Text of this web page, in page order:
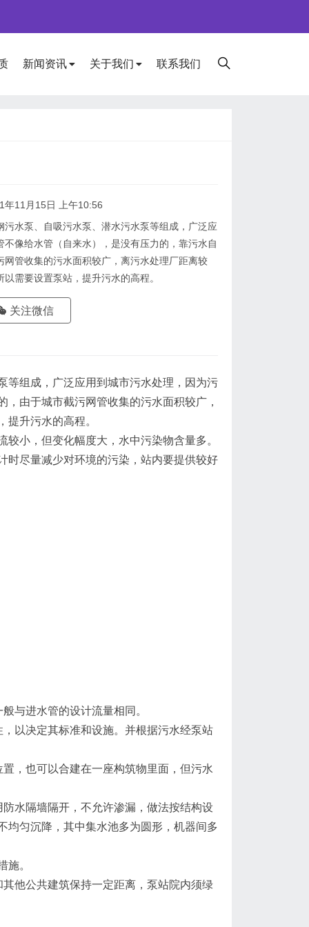
新闻资讯 关于我们 联系我们
年11月15日 上午10:56
水泵、自吸污水泵、潜水污水泵等组成，广泛应
像给水管（自来水），是没有压力的，靠污水自
管收集的污水面积较广，离污水处理厂距离较
需要设置泵站，提升污水的高程。
关注微信
等组成，广泛应用到城市污水处理，因为污
由于城市截污网管收集的污水面积较广，
升污水的高程。
小，但变化幅度大，水中污染物含量多。
时尽量减少对环境的污染，站内要提供较好
与进水管的设计流量相同。
以决定其标准和设施。并根据污水经泵站
，也可以合建在一座构筑物里面，但污水
水隔墙隔开，不允许渗漏，做法按结构设
均匀沉降，其中集水池多为圆形，机器间多
施。
他公共建筑保持一定距离，泵站院内须绿